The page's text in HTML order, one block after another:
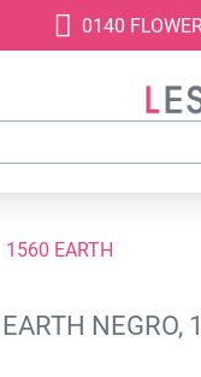
0140
1560 EARTH